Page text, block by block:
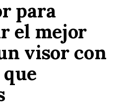
para
el mejor
visor con